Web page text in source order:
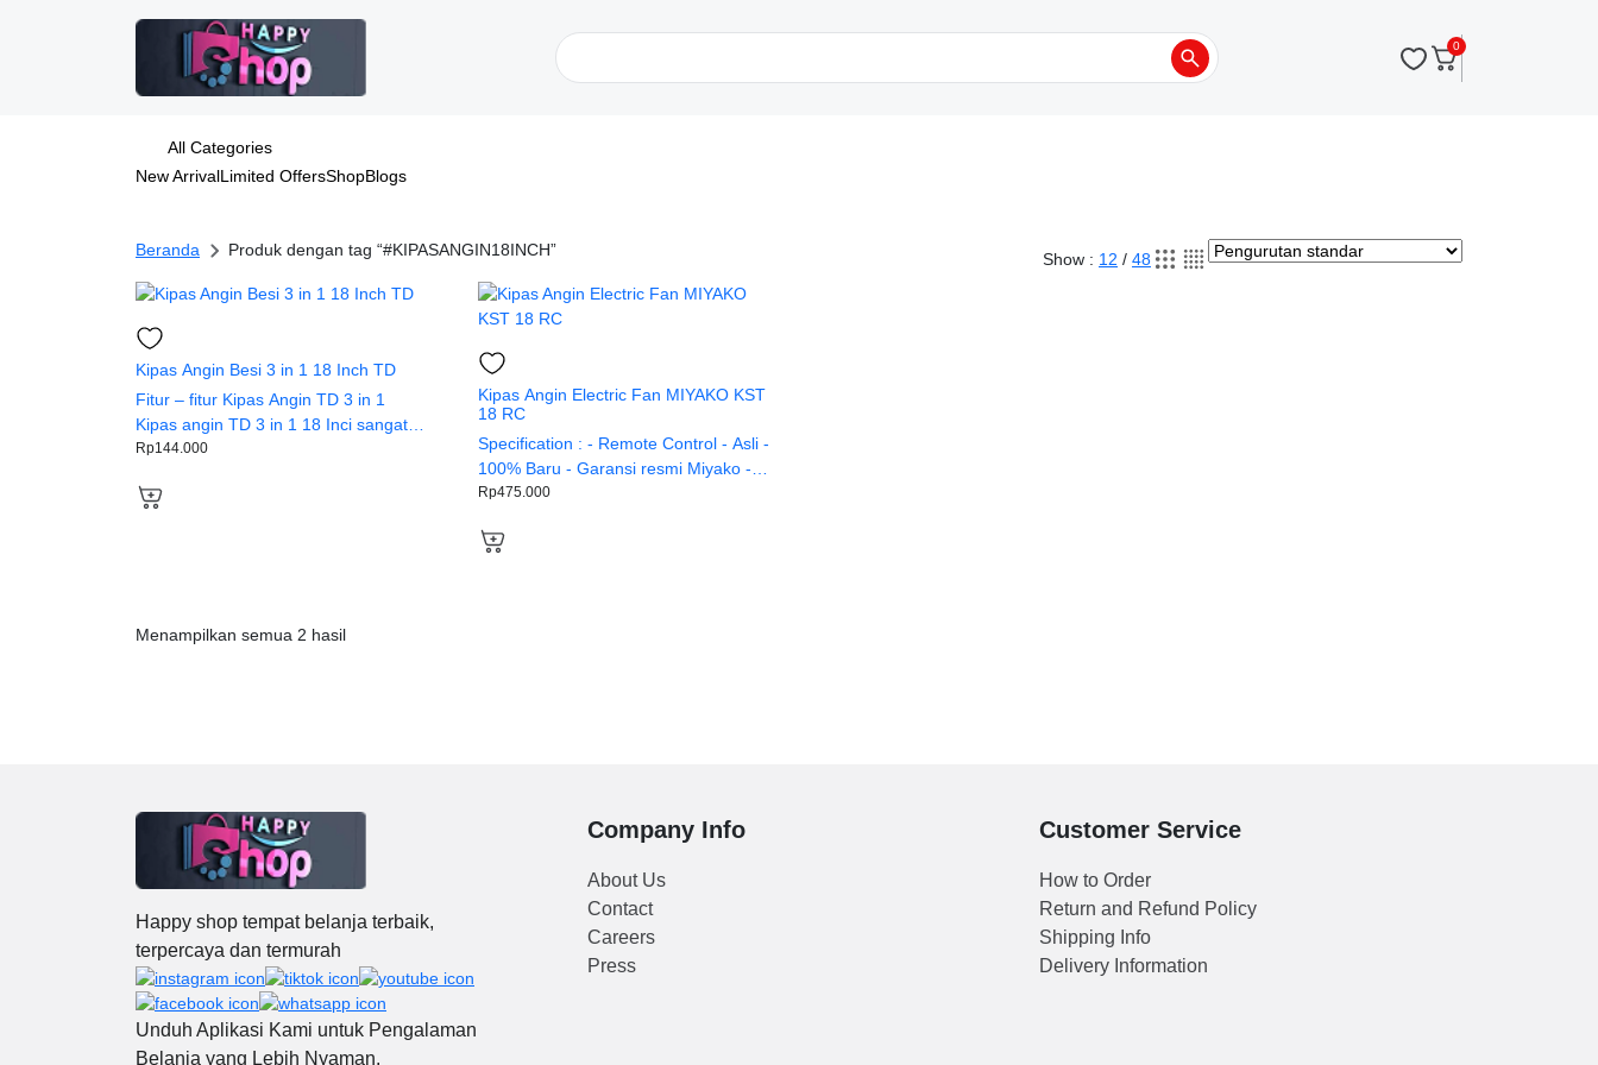
0
All Categories
New ArrivalLimited OffersShopBlogs
Beranda Produk dengan tag “#KIPASANGIN18INCH” Show : 12 / 48
Kipas Angin Besi 3 in 1 18 Inch TD
Fitur – fitur Kipas Angin TD 3 in 1
Kipas angin TD 3 in 1 18 Inci sangat
multifungsi dapat digunakan dalam 3
dan wall fan. Terdapat settingan 3
lebih ringan sehingga motor pun dapat
Frekuensi : 50 - 60 Hz 3 Fan Blade
Kipas terbuat dari Metal Rangka Kipas
Rp144.000
Kipas Angin Electric Fan MIYAKO KST
18 RC
Specification : - Remote Control - Asli -
100% Baru - Garansi resmi Miyako -
Arah angin ke kanan dan ke kiri,
Diameter baling 45 cm (18") - Fungsi 3
Rp475.000
Menampilkan semua 2 hasil
Happy shop tempat belanja terbaik,
terpercaya dan termurah
Unduh Aplikasi Kami untuk Pengalaman
Belanja yang Lebih Nyaman.
Company Info
About Us
Contact
Careers
Press
Customer Service
How to Order
Return and Refund Policy
Shipping Info
Delivery Information